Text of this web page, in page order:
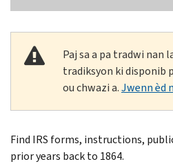
Paj sa a pa tradwi nan
tradiksyon ki disponib
ou chwazi a.Jwenn èd
Find IRS forms, instructions,
prior years back to 1864.